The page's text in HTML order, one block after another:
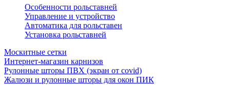
Особенности рольставней
Управление и устройство
Автоматика для рольставен
Установка рольставней
Москитные сетки
Интернет-магазин карнизов
Рулонные шторы ПВХ (экран от covid)
Жалюзи и рулонные шторы для окон ПИК